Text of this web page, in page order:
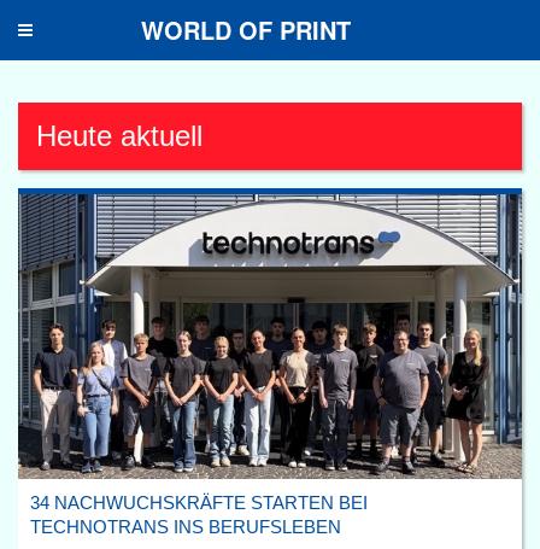
Toggle
WORLD OF PRINT
Heute aktuell
34 NACHWUCHSKRÄFTE STARTEN BEI
TECHNOTRANS INS BERUFSLEBEN